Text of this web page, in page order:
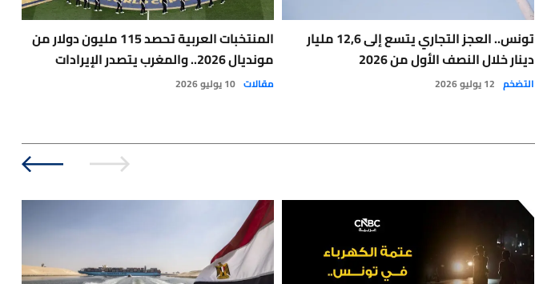
تونس.. العجز التجاري يتسع إلى 12,6 مليار
دينار خلال النصف الأول من 2026
التضخم 12 يوليو 2026
المنتخبات العربية تحصد 115 مليون دولار من
مونديال 2026.. والمغرب يتصدر الإيرادات
مقالات 10 يوليو 2026